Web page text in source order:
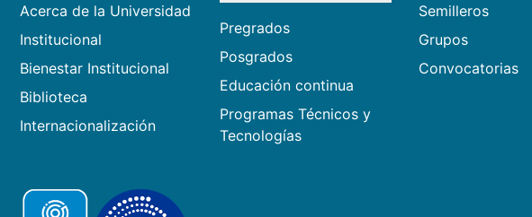
Acerca de la Universidad
Institucional
Bienestar Institucional
Biblioteca
Internacionalización
Pregrados
Posgrados
Educación continua
Programas Técnicos y
Tecnologías
Semilleros
Grupos
Convocatorias